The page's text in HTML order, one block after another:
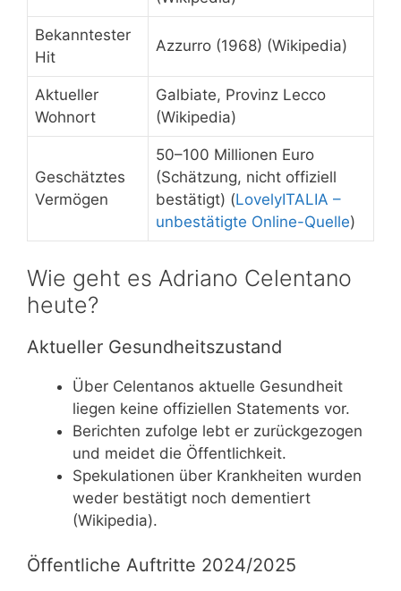
Bekanntester
Hit
Azzurro (1968) (Wikipedia)
Aktueller
Wohnort
Galbiate, Provinz Lecco
(Wikipedia)
Geschätztes
Vermögen
50–100 Millionen Euro
(Schätzung, nicht offiziell
bestätigt) (LovelyITALIA –
unbestätigte Online-Quelle)
Wie geht es Adriano Celentano
heute?
Aktueller Gesundheitszustand
Über Celentanos aktuelle Gesundheit
liegen keine offiziellen Statements vor.
Berichten zufolge lebt er zurückgezogen
und meidet die Öffentlichkeit.
Spekulationen über Krankheiten wurden
weder bestätigt noch dementiert
(Wikipedia).
Öffentliche Auftritte 2024/2025